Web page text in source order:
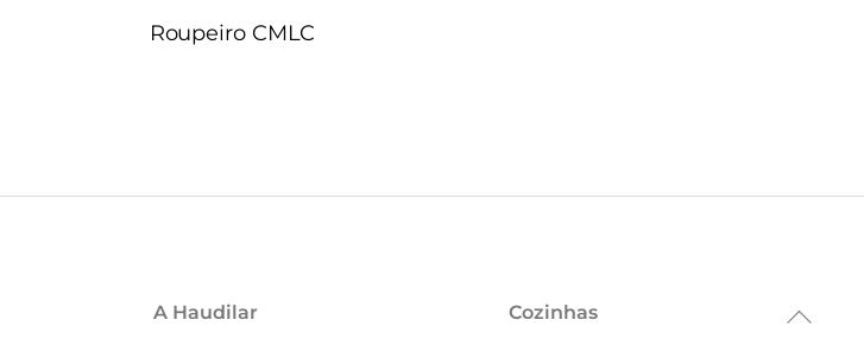
Roupeiro CMLC
Back
A Haudilar Cozinhas